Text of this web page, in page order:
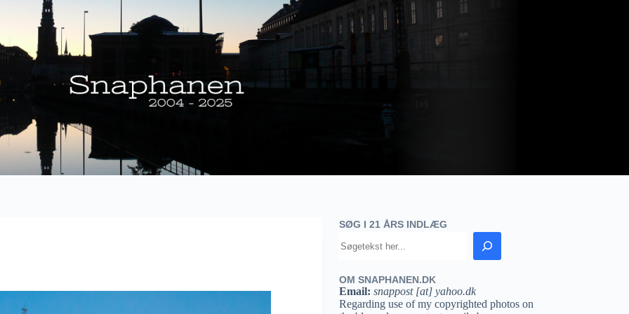
SØG I 21 ÅRS INDLÆG
OM SNAPHANEN.DK
Email: snappost [at] yahoo.dk
Regarding use of my copyrighted photos on